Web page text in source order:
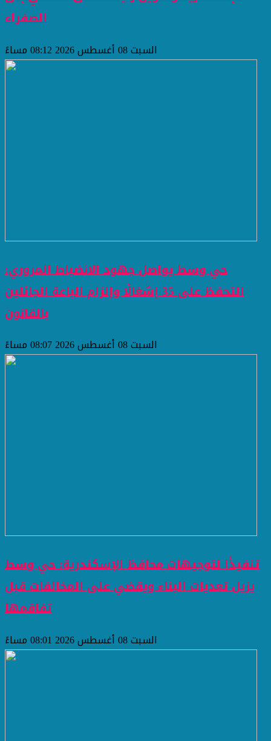
الصفراء
السبت 08 أغسطس 2026 08:12 مساءً
حي وسط يواصل جهود الانضباط المروري:
التحفظ على 35 إشغالًا وإلزام الباعة الجائلين
بالقانون
السبت 08 أغسطس 2026 08:07 مساءً
تنفيذًا لتوجيهات محافظ الإسكندرية: حي وسط
يزيل تعديات البناء ويقضي على المخالفات قبل
تفاقمها
السبت 08 أغسطس 2026 08:01 مساءً